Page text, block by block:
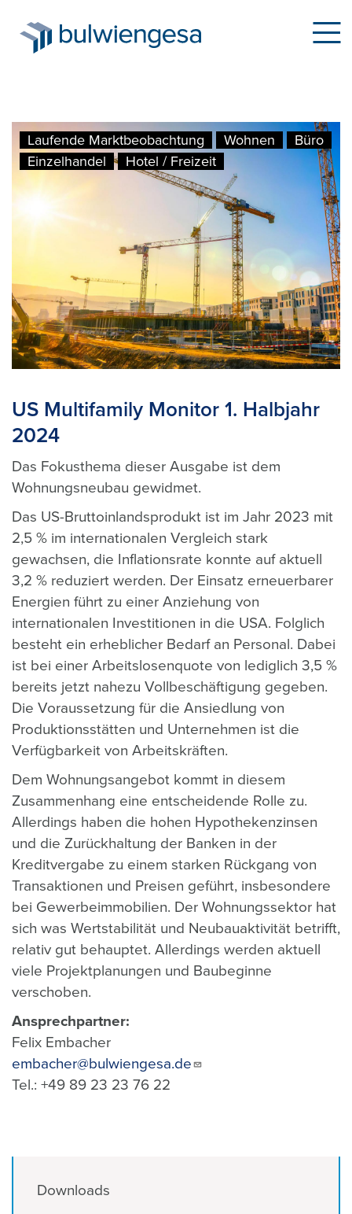
Skip
main
content
Laufende Marktbeobachtung Wohnen
Büro
Einzelhandel
Hotel / Freizeit
US Multifamily Monitor 1. Halbjahr
2024
Das Fokusthema dieser Ausgabe ist dem
Wohnungsneubau gewidmet.
Das US-Bruttoinlandsprodukt ist im Jahr 2023 mit
2,5 % im internationalen Vergleich stark
gewachsen, die Inflationsrate konnte auf aktuell
3,2 % reduziert werden. Der Einsatz erneuerbarer
Energien führt zu einer Anziehung von
internationalen Investitionen in die USA. Folglich
besteht ein erheblicher Bedarf an Personal. Dabei
ist bei einer Arbeitslosenquote von lediglich 3,5 %
bereits jetzt nahezu Vollbeschäftigung gegeben.
Die Voraussetzung für die Ansiedlung von
Produktionsstätten und Unternehmen ist die
Verfügbarkeit von Arbeitskräften.
Dem Wohnungsangebot kommt in diesem
Zusammenhang eine entscheidende Rolle zu.
Allerdings haben die hohen Hypothekenzinsen
und die Zurückhaltung der Banken in der
Kreditvergabe zu einem starken Rückgang von
Transaktionen und Preisen geführt, insbesondere
bei Gewerbeimmobilien. Der Wohnungssektor hat
sich was Wertstabilität und Neubauaktivität betrifft,
relativ gut behauptet. Allerdings werden aktuell
viele Projektplanungen und Baubeginne
verschoben.
Ansprechpartner:
Felix Embacher
embacher@bulwiengesa.de
Tel.: +49 89 23 23 76 22
Downloads